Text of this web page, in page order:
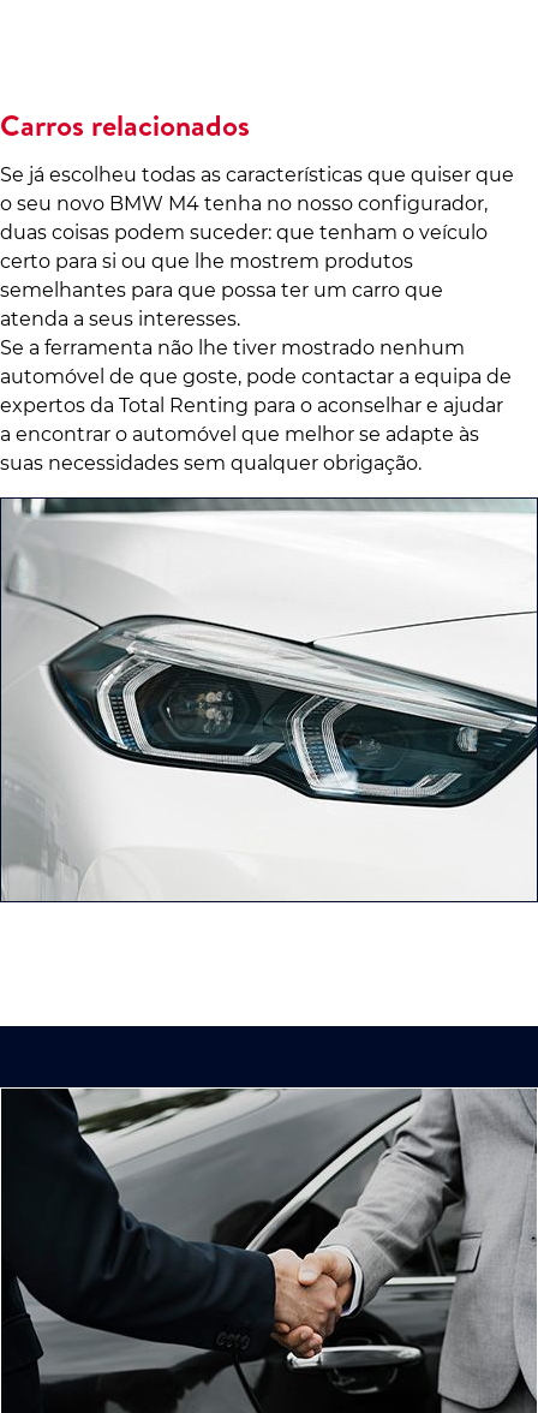
Carros relacionados
Se já escolheu todas as características que quiser que
o seu novo BMW M4 tenha no nosso configurador,
duas coisas podem suceder: que tenham o veículo
certo para si ou que lhe mostrem produtos
semelhantes para que possa ter um carro que
atenda a seus interesses.
Se a ferramenta não lhe tiver mostrado nenhum
automóvel de que goste, pode contactar a equipa de
expertos da Total Renting para o aconselhar e ajudar
a encontrar o automóvel que melhor se adapte às
suas necessidades sem qualquer obrigação.